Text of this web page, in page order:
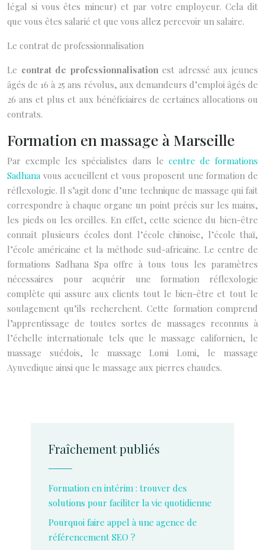
légal si vous êtes mineur) et par votre employeur. Cela dit
que vous êtes salarié et que vous allez percevoir un salaire.
Le contrat de professionnalisation
Le contrat de professionnalisationest adressé aux jeunes
âgés de 16 à 25 ans révolus, aux demandeurs d’emploi âgés de
26 ans et plus et aux bénéficiaires de certaines allocations ou
contrats.
Formation en massage à Marseille
Par exemple les spécialistes dans le centre de formations
Sadhanavous accueillent et vous proposent une formation de
réflexologie. Il s’agit donc d’une technique de massage qui fait
correspondre à chaque organe un point précis sur les mains,
les pieds ou les oreilles. En effet, cette science du bien-être
connaît plusieurs écoles dont l’école chinoise, l’école thaï,
l’école américaine et la méthode sud-africaine. Le centre de
formations Sadhana Spa offre à tous tous les paramètres
nécessaires pour acquérir une formation réflexologie
complète qui assure aux clients tout le bien-être et tout le
soulagement qu’ils recherchent. Cette formation comprend
l’apprentissage de toutes sortes de massages reconnus à
l’échelle internationale tels que le massage californien, le
massage suédois, le massage Lomi Lomi, le massage
Ayuvedique ainsi que le massage aux pierres chaudes.
Fraîchement publiés
Formation en intérim : trouver des
solutions pour faciliter la vie quotidienne
Pourquoi faire appel à une agence de
référencement SEO ?